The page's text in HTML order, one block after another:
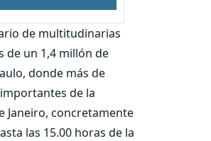
de multitudinarias
de un 1,4 millón de
donde más de
de la
Janeiro, concretamente
las 15.00 horas de la